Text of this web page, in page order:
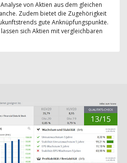
von Aktien aus dem gleichen
Zudem bietet die Zugehörigkeit
gute Anknüpfungspunkte.
sich Aktien mit vergleichbaren